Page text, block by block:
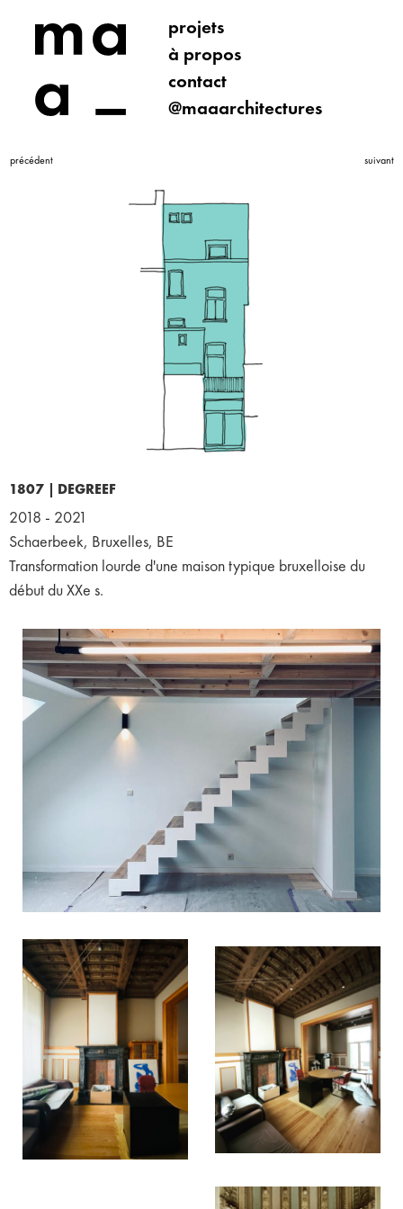
projets
à propos
contact
@maaarchitectures
suivant
précédent
1807 | DEGREEF
2018 - 2021
Schaerbeek, Bruxelles, BE
Transformation lourde d'une maison typique bruxelloise du
début du XXe s.